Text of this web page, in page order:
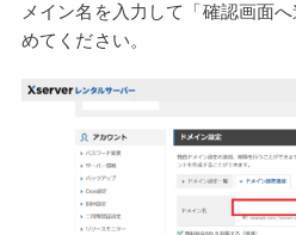
メイン名を入力して「確認画面
めてください。